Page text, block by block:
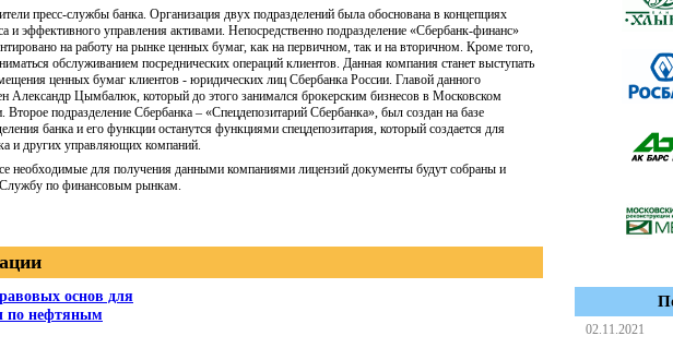
пресс-службы банка. Организация двух подразделений была обоснована в концепциях
и эффективного управления активами. Непосредственно подразделение «Сбербанк-финанс»
на работу на рынке ценных бумаг, как на первичном, так и на вторичном. Кроме того,
обслуживанием посреднических операций клиентов. Данная компания станет выступать
ценных бумаг клиентов - юридических лиц Сбербанка России. Главой данного
Александр Цымбалюк, который до этого занимался брокерским бизнесов в Московском
Второе подразделение Сбербанка – «Спецдепозитарий Сбербанка», был создан на базе
банка и его функции останутся функциями спецдепозитария, который создается для
и других управляющих компаний.
необходимые для получения данными компаниями лицензий документы будут собраны и
по финансовым рынкам.
основ для
по нефтяным
02.11.2021